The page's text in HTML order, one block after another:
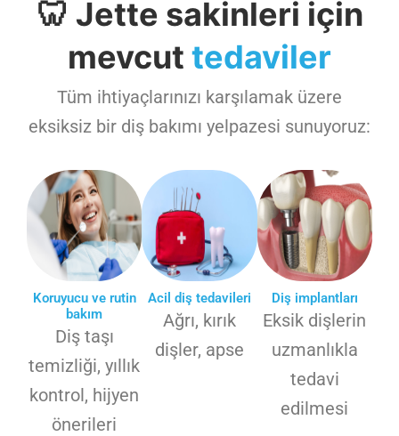
🦷 Jette sakinleri için
mevcut tedaviler
Tüm ihtiyaçlarınızı karşılamak üzere
eksiksiz bir diş bakımı yelpazesi sunuyoruz:
Koruyucu ve rutin
bakım
Diş taşı
temizliği, yıllık
kontrol, hijyen
önerileri
Acil diş tedavileri
Ağrı, kırık
dişler, apse
Diş implantları
Eksik dişlerin
uzmanlıkla
tedavi
edilmesi